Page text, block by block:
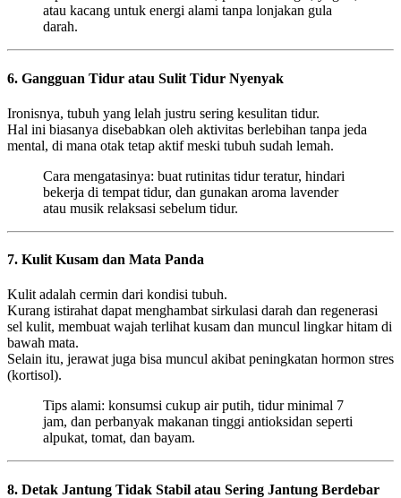
atau kacang untuk energi alami tanpa lonjakan gula
darah.
6. Gangguan Tidur atau Sulit Tidur Nyenyak
Ironisnya, tubuh yang lelah justru sering kesulitan tidur.
Hal ini biasanya disebabkan oleh aktivitas berlebihan tanpa jeda
mental, di mana otak tetap aktif meski tubuh sudah lemah.
Cara mengatasinya: buat rutinitas tidur teratur, hindari
bekerja di tempat tidur, dan gunakan aroma lavender
atau musik relaksasi sebelum tidur.
7. Kulit Kusam dan Mata Panda
Kulit adalah cermin dari kondisi tubuh.
Kurang istirahat dapat menghambat sirkulasi darah dan regenerasi
sel kulit, membuat wajah terlihat kusam dan muncul lingkar hitam di
bawah mata.
Selain itu, jerawat juga bisa muncul akibat peningkatan hormon stres
(kortisol).
Tips alami: konsumsi cukup air putih, tidur minimal 7
jam, dan perbanyak makanan tinggi antioksidan seperti
alpukat, tomat, dan bayam.
8. Detak Jantung Tidak Stabil atau Sering Jantung Berdebar